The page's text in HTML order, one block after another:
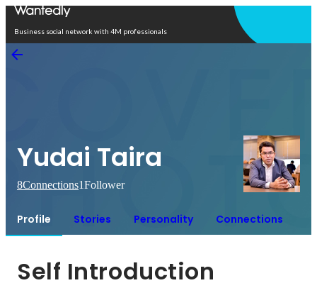
Business social network with 4M professionals
Yudai Taira
8Connections1Follower
Profile Stories Personality Connections
Self Introduction